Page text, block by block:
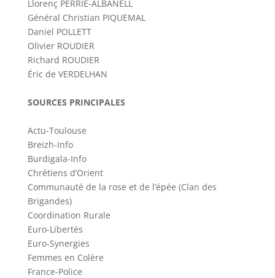
Llorenç PERRIE-ALBANELL
Général Christian PIQUEMAL
Daniel POLLETT
Olivier ROUDIER
Richard ROUDIER
Éric de VERDELHAN
SOURCES PRINCIPALES
Actu-Toulouse
Breizh-Info
Burdigala-Info
Chrétiens d’Orient
Communauté de la rose et de l’épée (Clan des
Brigandes)
Coordination Rurale
Euro-Libertés
Euro-Synergies
Femmes en Colère
France-Police